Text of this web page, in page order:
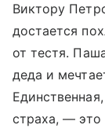
Виктору
достается
от тестя.
деда и
страха, —